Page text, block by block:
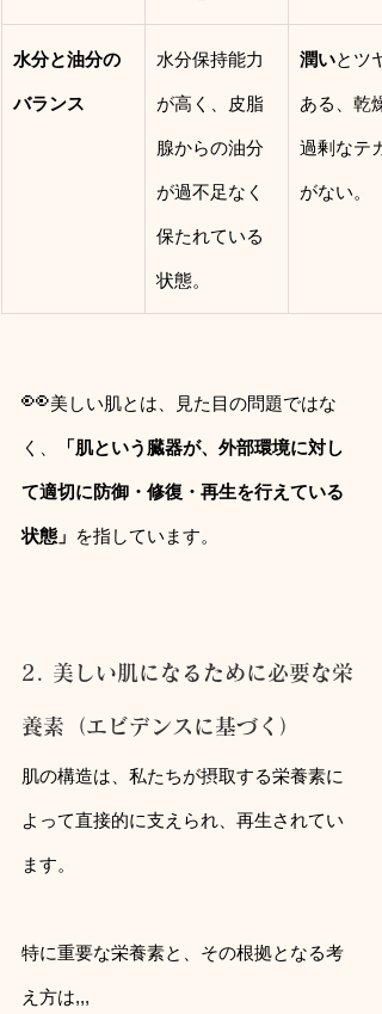
水分と油分の
バランス
水分保持能力
が高く、皮脂
腺からの油分
が過不足なく
保たれている
状態。
潤いとツ
ある、乾
過剰なテ
がない。
👀美しい肌とは、見た目の問題ではな
く、 「肌という臓器が、外部環境に対し
て適切に防御・修復・再生を行えている
状態」 を指しています。
2. 美しい肌になるために必要な栄
養素（エビデンスに基づく）
肌の構造は、私たちが摂取する栄養素に
よって直接的に支えられ、再生されてい
ます。
特に重要な栄養素と、その根拠となる考
え方は,,,